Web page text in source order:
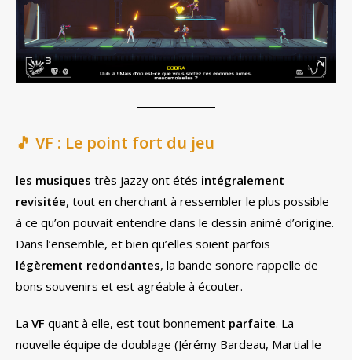
🎵 VF : Le point fort du jeu
les musiques très jazzy ont étés intégralement
revisitée, tout en cherchant à ressembler le plus possible
à ce qu’on pouvait entendre dans le dessin animé d’origine.
Dans l’ensemble, et bien qu’elles soient parfois
légèrement redondantes, la bande sonore rappelle de
bons souvenirs et est agréable à écouter.
La VF quant à elle, est tout bonnement parfaite. La
nouvelle équipe de doublage (Jérémy Bardeau, Martial le